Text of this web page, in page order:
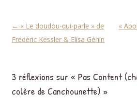
Navigation des articles
← « Le doudou-qui-parle » de
Frédéric Kessler & Elisa Géhin
«
3 réflexions sur « Pas Content
colère de Canchounette) »